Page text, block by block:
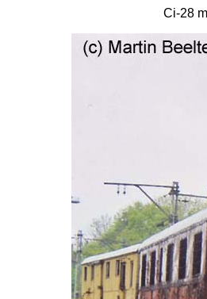
Ci-28